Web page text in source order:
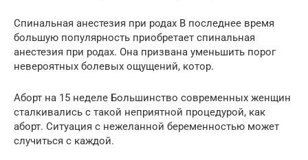
Спинальная анестезия при родах В последнее время
большую популярность приобретает спинальная
анестезия при родах. Она призвана уменьшить порог
невероятных болевых ощущений, котор.
Аборт на 15 неделе Большинство современных женщин
сталкивались с такой неприятной процедурой, как
аборт. Ситуация с нежеланной беременностью может
случиться с каждой.